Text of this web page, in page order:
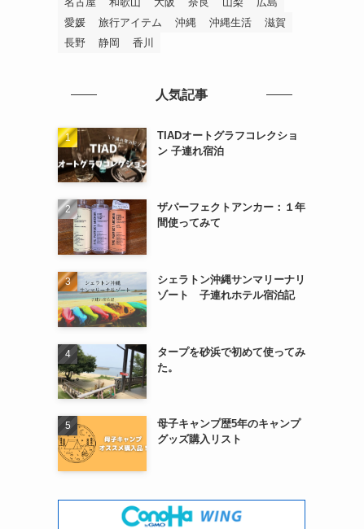
(2)
(2)
(10)
愛媛
旅行アイテム 沖縄 沖縄生活
滋賀
長野
静岡 香川
人気記事
TIADオートグラフコレクショ
ン 子連れ宿泊
ザパーフェクトアンカー：１年
間使ってみて
シェラトン沖縄サンマリーナリ
ゾート 子連れホテル宿泊記
タープを砂浜で初めて使ってみ
た。
母子キャンプ歴5年のキャンプ
グッズ購入リスト